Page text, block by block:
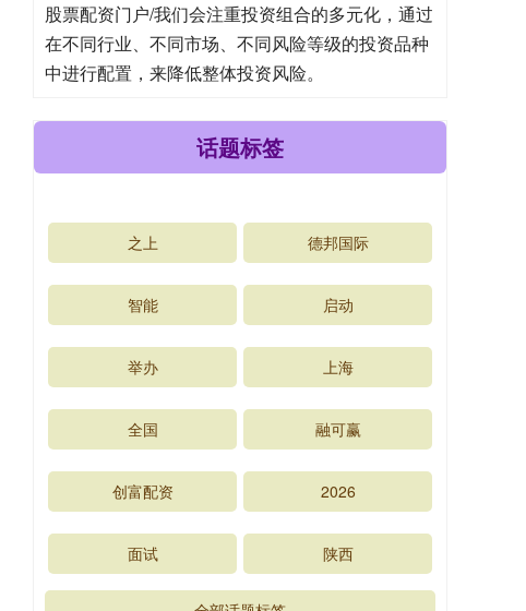
股票配资门户/我们会注重投资组合的多元化，通过
在不同行业、不同市场、不同风险等级的投资品种
中进行配置，来降低整体投资风险。
话题标签
之上 德邦国际
智能 启动
举办 上海
全国 融可赢
创富配资 2026
面试 陕西